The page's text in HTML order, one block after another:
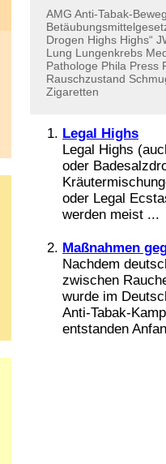
AMG Anti-Tabak-
Drogen Highs Highs“
Lung Lungenkrebs
Pathologe Phila Press
Rauschzustand
Zigaretten
Legal Highs
Legal Highs
oder
oder Legal
werden meist ...
Maßnahmen
Nachdem
zwischen
wurde im
Anti-Tabak-
entstanden